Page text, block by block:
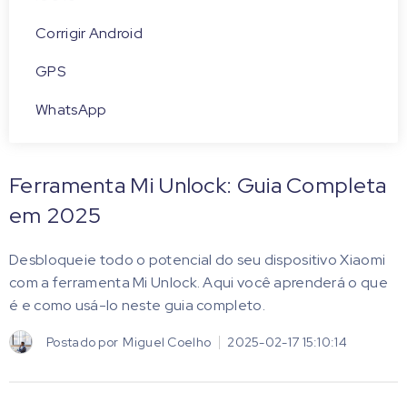
Corrigir Android
GPS
WhatsApp
Ferramenta Mi Unlock: Guia Completa
em 2025
Desbloqueie todo o potencial do seu dispositivo Xiaomi
com a ferramenta Mi Unlock. Aqui você aprenderá o que
é e como usá-lo neste guia completo.
Postado por Miguel Coelho 2025-02-17 15:10:14